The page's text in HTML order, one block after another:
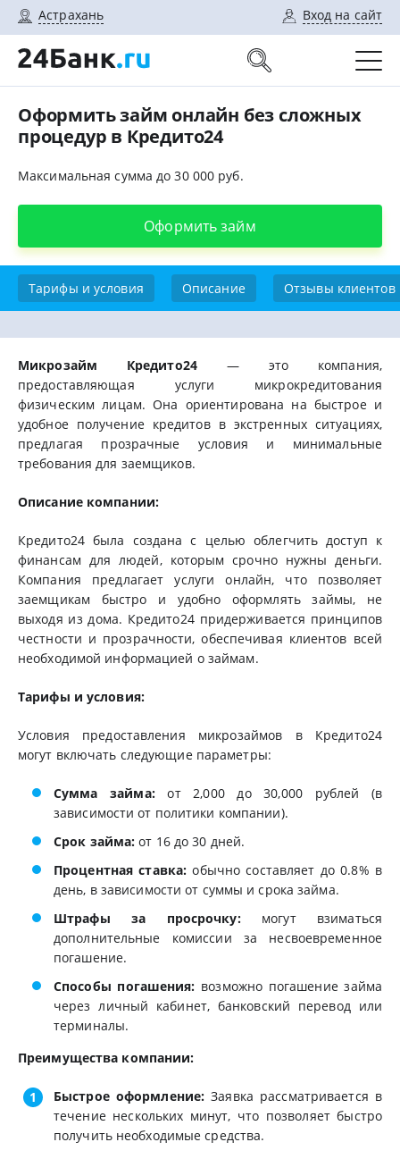
Астрахань Вход на сайт
Оформить займ онлайн без сложных
процедур в Кредито24
Максимальная сумма до 30 000 руб.
Оформить займ
Тарифы и условия Описание Отзывы клиентов
Микрозайм Кредито24— это компания,
предоставляющая услуги микрокредитования
физическим лицам. Она ориентирована на быстрое и
удобное получение кредитов в экстренных ситуациях,
предлагая прозрачные условия и минимальные
требования для заемщиков.
Описание компании:
Кредито24 была создана с целью облегчить доступ к
финансам для людей, которым срочно нужны деньги.
Компания предлагает услуги онлайн, что позволяет
заемщикам быстро и удобно оформлять займы, не
выходя из дома. Кредито24 придерживается принципов
честности и прозрачности, обеспечивая клиентов всей
необходимой информацией о займам.
Тарифы и условия:
Условия предоставления микрозаймов в Кредито24
могут включать следующие параметры:
Сумма займа:от 2,000 до 30,000 рублей (в
зависимости от политики компании).
Срок займа: от 16 до 30 дней.
Процентная ставка: обычно составляет до 0.8% в
день, в зависимости от суммы и срока займа.
Штрафы за просрочку:могут взиматься
дополнительные комиссии за несвоевременное
погашение.
Способы погашения: возможно погашение займа
через личный кабинет, банковский перевод или
терминалы.
Преимущества компании:
Быстрое оформление: Заявка рассматривается в
течение нескольких минут, что позволяет быстро
получить необходимые средства.